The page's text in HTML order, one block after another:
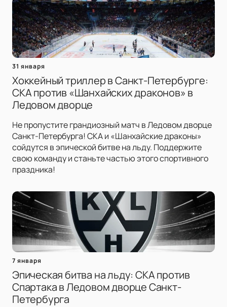
31 января
Хоккейный триллер в Санкт-Петербурге:
СКА против «Шанхайских драконов» в
Ледовом дворце
Не пропустите грандиозный матч в Ледовом дворце
Санкт-Петербурга! СКА и «Шанхайские драконы»
сойдутся в эпической битве на льду. Поддержите
свою команду и станьте частью этого спортивного
праздника!
7 января
Эпическая битва на льду: СКА против
Спартака в Ледовом дворце Санкт-
Петербурга